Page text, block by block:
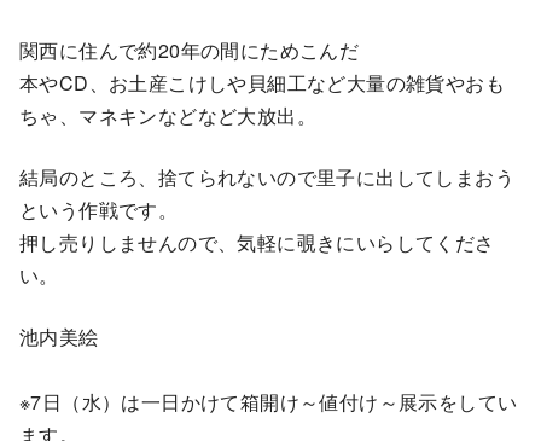
関西に住んで約20年の間にためこんだ
本やCD、お土産こけしや貝細工など大量の雑貨やおも
ちゃ、マネキンなどなど大放出。
結局のところ、捨てられないので里子に出してしまおう
という作戦です。
押し売りしませんので、気軽に覗きにいらしてくださ
い。
池内美絵
※7日（水）は一日かけて箱開け～値付け～展示をしてい
ます。